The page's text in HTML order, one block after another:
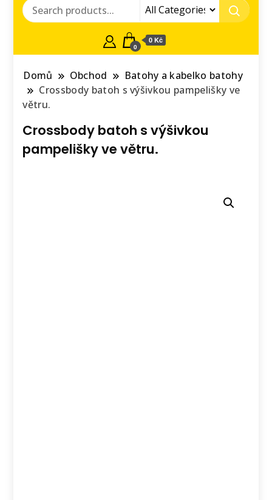
0
0 Kč
Domů Obchod
Batohy a kabelko batohy
Crossbody batoh s výšivkou pampelišky ve
větru.
Crossbody batoh s výšivkou
pampelišky ve větru.